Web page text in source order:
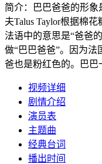
简介：
巴巴爸爸的形象
夫Talus Taylor根据棉
法语中的意思是“爸爸
做“巴巴爸爸”。因为
爸也是粉红色的。巴巴
视频详细
剧情介绍
演员表
主题曲
经典台词
播出时间